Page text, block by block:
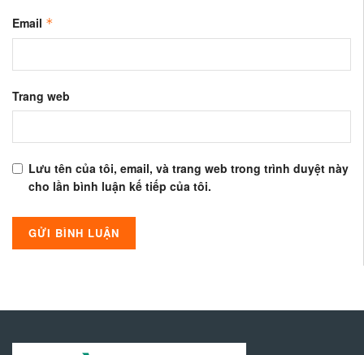
Email *
Trang web
Lưu tên của tôi, email, và trang web trong trình duyệt này
cho lần bình luận kế tiếp của tôi.